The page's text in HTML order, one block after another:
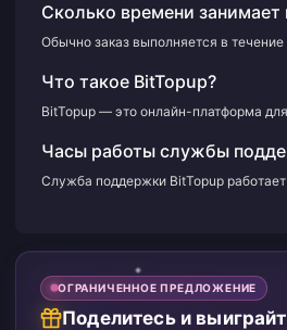
Сколько времени занимает
Обычно заказ выполняется в
Что такое BitTopup?
BitTopup — это онлайн-платформа
Часы работы службы
Служба поддержки BitTopup
ОГРАНИЧЕННОЕ ПРЕДЛОЖЕНИЕ
Поделитесь и